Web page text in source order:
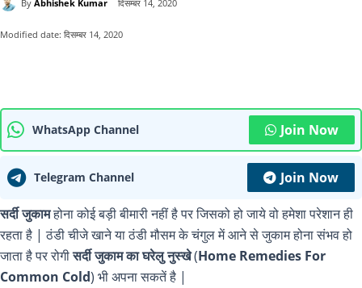
By Abhishek Kumar दिसम्बर 14, 2020
Modified date: दिसम्बर 14, 2020
WhatsApp Channel Join Now
Telegram Channel Join Now
सर्दी जुकामहोना कोई बड़ी बीमारी नहीं है पर जिसको हो जाये वो हमेशा परेशान ही
रहता है | ठंडी चीजे खाने या ठंडी मौसम के चंगुल में आने से जुकाम होना संभव हो
जाता है पर रोगीसर्दी जुकाम का घरेलु नुस्खे(Home Remedies For
Common Cold) भी अपना सकतें है |